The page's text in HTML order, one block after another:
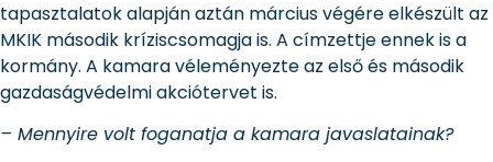
tapasztalatok alapján aztán március végére elkészült az
MKIK második kríziscsomagja is. A címzettje ennek is a
kormány. A kamara véleményezte az első és második
gazdaságvédelmi akciótervet is.
– Mennyire volt foganatja a kamara javaslatainak?